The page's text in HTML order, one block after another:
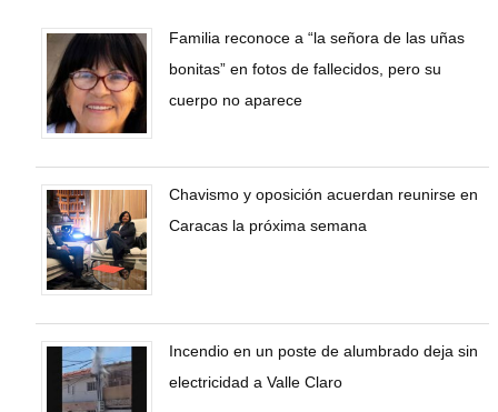
Familia reconoce a “la señora de las uñas
bonitas” en fotos de fallecidos, pero su
cuerpo no aparece
Chavismo y oposición acuerdan reunirse en
Caracas la próxima semana
Incendio en un poste de alumbrado deja sin
electricidad a Valle Claro